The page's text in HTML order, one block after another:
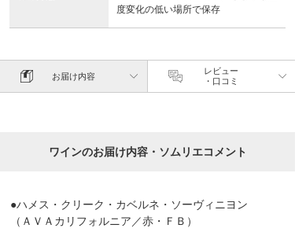
度変化の低い場所で保存
お届け内容
レビュー
・口コミ
ワインのお届け内容・ソムリエコメント
●ハメス・クリーク・カベルネ・ソーヴィニヨン
（ＡＶＡカリフォルニア／赤・ＦＢ）